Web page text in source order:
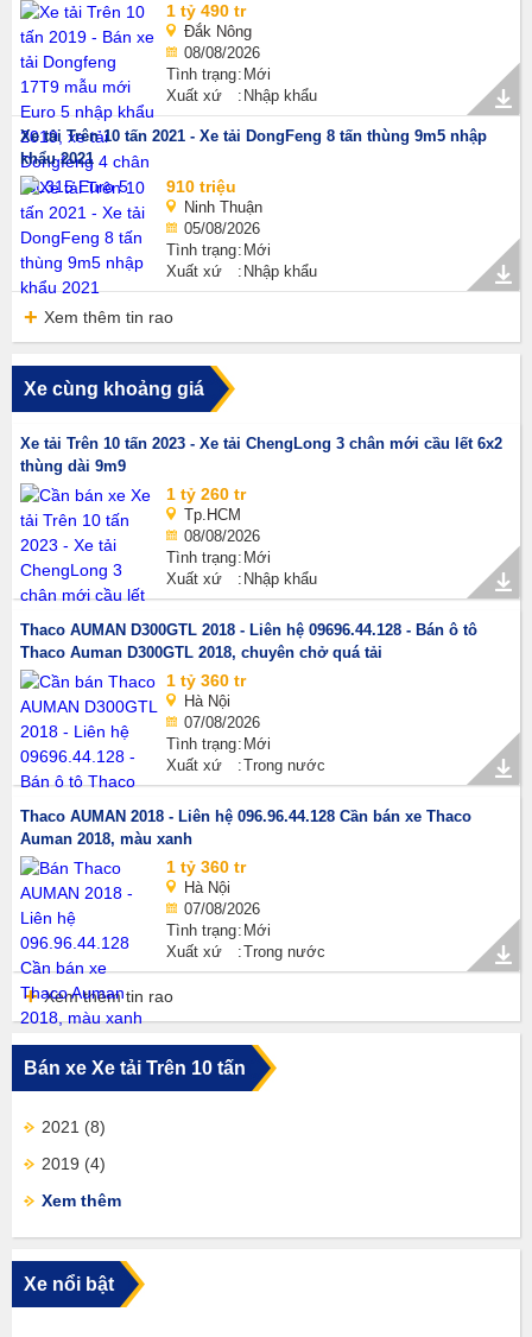
1 tỷ 490 tr
Đắk Nông
08/08/2026
Tình trạng Mới
Xuất xứ
Nhập khẩu
Xe tải Trên 10 tấn 2021 - Xe tải DongFeng 8 tấn thùng 9m5 nhập
khẩu 2021
910 triệu
Ninh Thuận
05/08/2026
Tình trạng Mới
Xuất xứ
Nhập khẩu
Xem thêm tin rao
Xe cùng khoảng giá
Xe tải Trên 10 tấn 2023 - Xe tải ChengLong 3 chân mới cầu lết 6x2
thùng dài 9m9
1 tỷ 260 tr
Tp.HCM
08/08/2026
Tình trạng Mới
Xuất xứ
Nhập khẩu
Thaco AUMAN D300GTL 2018 - Liên hệ 09696.44.128 - Bán ô tô
Thaco Auman D300GTL 2018, chuyên chở quá tải
1 tỷ 360 tr
Hà Nội
07/08/2026
Tình trạng Mới
Xuất xứ
Trong nước
Thaco AUMAN 2018 - Liên hệ 096.96.44.128 Cần bán xe Thaco
Auman 2018, màu xanh
1 tỷ 360 tr
Hà Nội
07/08/2026
Tình trạng Mới
Xuất xứ
Trong nước
Xem thêm tin rao
Bán xe Xe tải Trên 10 tấn
2021 (8)
2019 (4)
Xem thêm
Xe nổi bật